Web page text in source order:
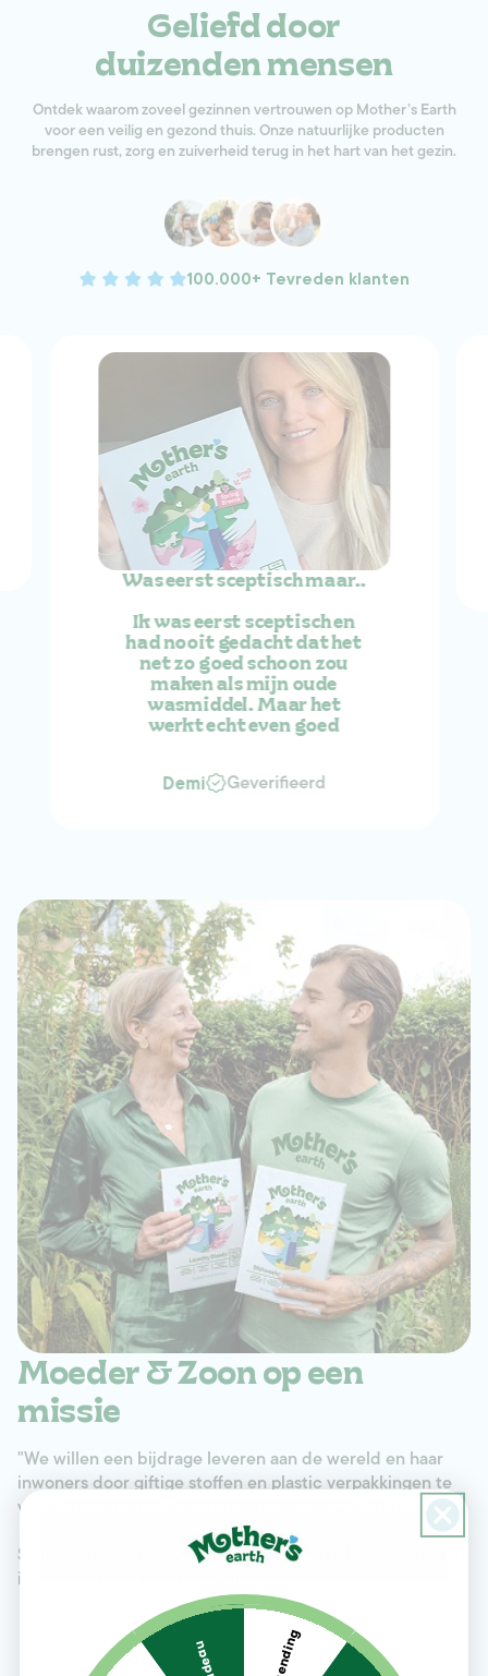
Geliefd door
duizenden mensen
Ontdek waarom zoveel gezinnen vertrouwen op Mother’s Earth
voor een veilig en gezond thuis. Onze natuurlijke producten
brengen rust, zorg en zuiverheid terug in het hart van het gezin.
100.000+ Tevreden klanten
Was eerst sceptisch maar..
Ik was eerst sceptisch en
had nooit gedacht dat het
net zo goed schoon zou
maken als mijn oude
wasmiddel. Maar het
werkt echt even goed
Demi Geverifieerd
Moeder & Zoon op een
missie
"We willen een bijdrage leveren aan de wereld en haar
inwoners door giftige stoffen en plastic verpakkingen te
verminderen en te doneren aan mensen & dieren in nood.
Samen veranderen we een simpele dagelijkse activiteit in
iets impact- en betekenisvol"